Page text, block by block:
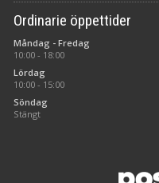
Ordinarie öppettider
Måndag - Fredag
10:00 - 18:00
Lördag
10:00 - 15:00
Söndag
Stängt